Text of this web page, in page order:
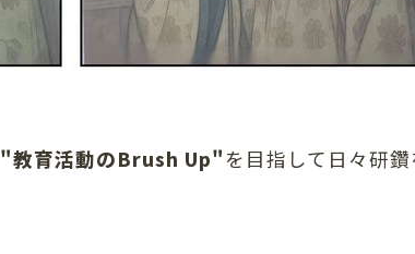
"教育活動のBrush Up" を目指して日々研